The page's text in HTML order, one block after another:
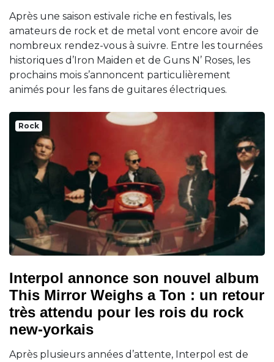
Après une saison estivale riche en festivals, les
amateurs de rock et de metal vont encore avoir de
nombreux rendez-vous à suivre. Entre les tournées
historiques d’Iron Maiden et de Guns N’ Roses, les
prochains mois s’annoncent particulièrement
animés pour les fans de guitares électriques.
Rock
Interpol annonce son nouvel album
This Mirror Weighs a Ton : un retour
très attendu pour les rois du rock
new-yorkais
Après plusieurs années d’attente, Interpol est de